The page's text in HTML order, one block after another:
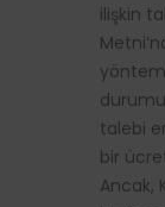
ilişkin
talebi
bir
Ancak,